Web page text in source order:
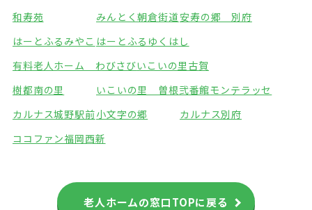
和寿苑
みんとく朝倉街道安寿の郷 別府
はーとふるみやこ はーとふるゆくはし
有料老人ホーム わびさびいこいの里古賀
樹都南の里
いこいの里 曽根弐番館モンテラッセ
カルナス城野駅前小文字の郷
カルナス別府
ココファン福岡西新
老人ホームの窓口TOPに戻る